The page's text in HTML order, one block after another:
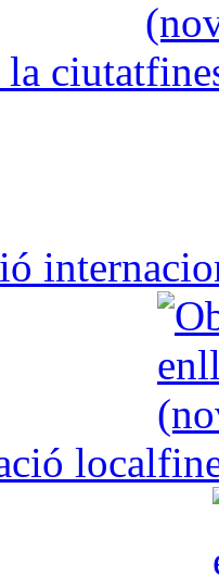
la ciutat
local